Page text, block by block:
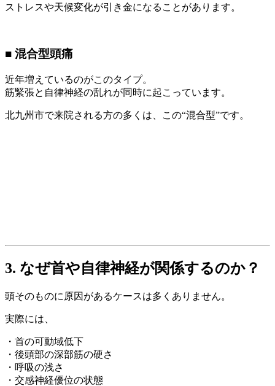
ストレスや天候変化が引き金になることがあります。
■ 混合型頭痛
近年増えているのがこのタイプ。
筋緊張と自律神経の乱れが同時に起こっています。
北九州市で来院される方の多くは、この“混合型”です。
3. なぜ首や自律神経が関係するのか？
頭そのものに原因があるケースは多くありません。
実際には、
・首の可動域低下
・後頭部の深部筋の硬さ
・呼吸の浅さ
・交感神経優位の状態